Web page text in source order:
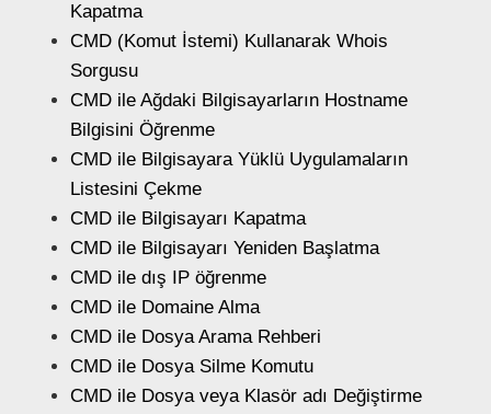
Kapatma
CMD (Komut İstemi) Kullanarak Whois
Sorgusu
CMD ile Ağdaki Bilgisayarların Hostname
Bilgisini Öğrenme
CMD ile Bilgisayara Yüklü Uygulamaların
Listesini Çekme
CMD ile Bilgisayarı Kapatma
CMD ile Bilgisayarı Yeniden Başlatma
CMD ile dış IP öğrenme
CMD ile Domaine Alma
CMD ile Dosya Arama Rehberi
CMD ile Dosya Silme Komutu
CMD ile Dosya veya Klasör adı Değiştirme